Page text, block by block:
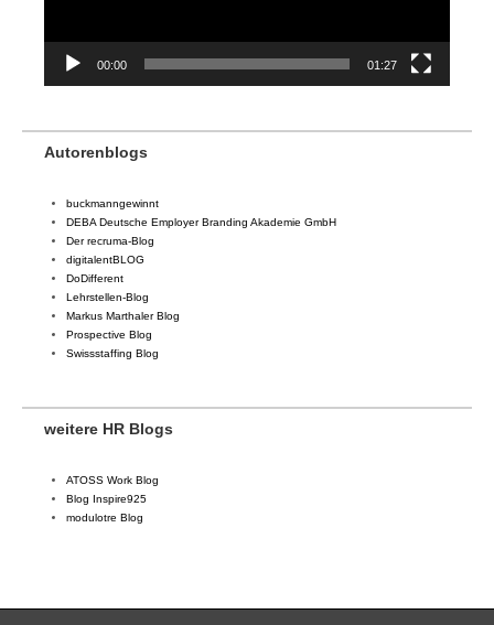
00:00 01:27
Autorenblogs
buckmanngewinnt
DEBA Deutsche Employer Branding Akademie GmbH
Der recruma-Blog
digitalentBLOG
DoDifferent
Lehrstellen-Blog
Markus Marthaler Blog
Prospective Blog
Swissstaffing Blog
weitere HR Blogs
ATOSS Work Blog
Blog Inspire925
modulotre Blog